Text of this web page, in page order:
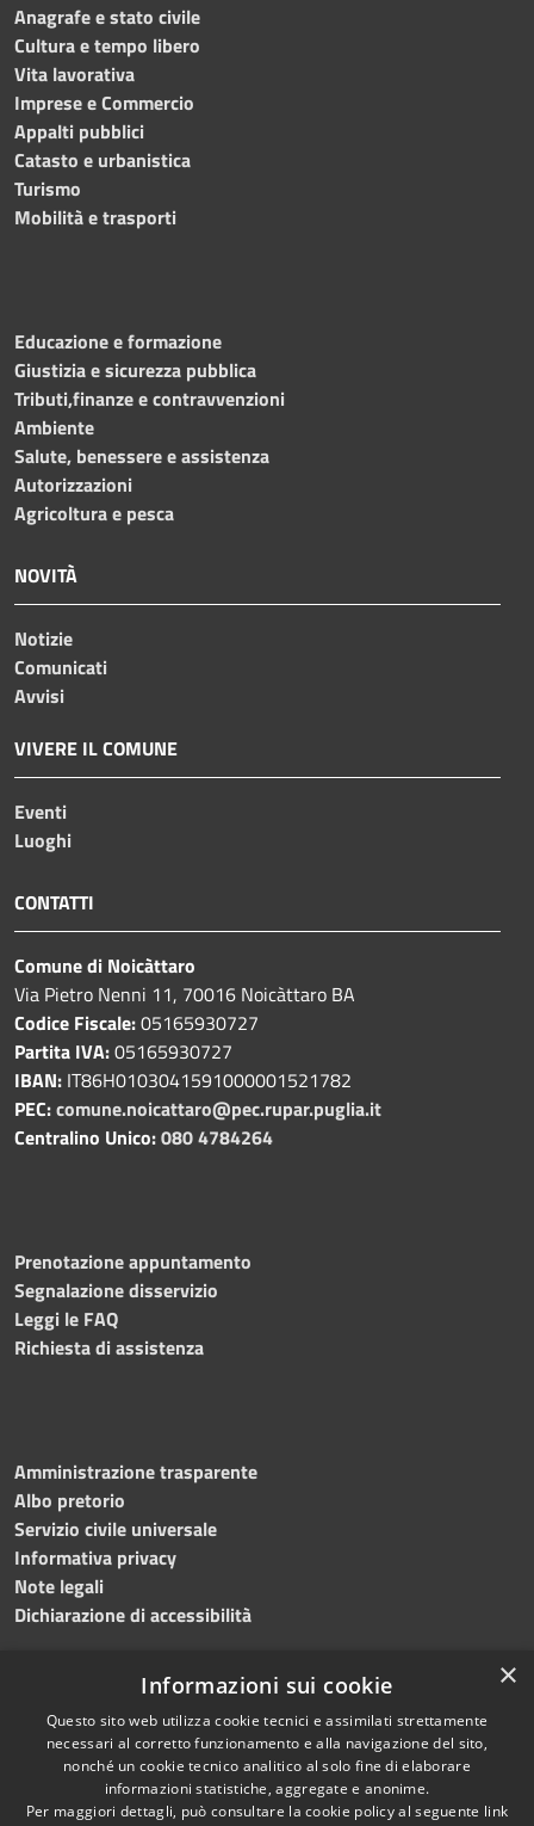
Anagrafe e stato civile
Cultura e tempo libero
Vita lavorativa
Imprese e Commercio
Appalti pubblici
Catasto e urbanistica
Turismo
Mobilità e trasporti
Educazione e formazione
Giustizia e sicurezza pubblica
Tributi,finanze e contravvenzioni
Ambiente
Salute, benessere e assistenza
Autorizzazioni
Agricoltura e pesca
NOVITÀ
Notizie
Comunicati
Avvisi
VIVERE IL COMUNE
Eventi
Luoghi
CONTATTI
Comune di Noicàttaro
Via Pietro Nenni 11, 70016 Noicàttaro BA
Codice Fiscale:05165930727
Partita IVA:05165930727
IBAN: IT86H0103041591000001521782
PEC:comune.noicattaro@pec.rupar.puglia.it
Centralino Unico:080 4784264
Prenotazione appuntamento
Segnalazione disservizio
Leggi le FAQ
Richiesta di assistenza
Amministrazione trasparente
Albo pretorio
Servizio civile universale
Informativa privacy
Note legali
Dichiarazione di accessibilità
RSS
Accessibilità
Cookie
Copyright © 2023 •
Comune di Noicàttaro
Powered byMunicipium
Redazione•Portale
×
Informazioni sui cookie
Questo sito web utilizza cookie tecnici e assimilati strettamente
necessari al corretto funzionamento e alla navigazione del sito,
nonché un cookie tecnico analitico al solo fine di elaborare
informazioni statistiche, aggregate e anonime.
Per maggiori dettagli, può consultare la cookie policy al seguente link